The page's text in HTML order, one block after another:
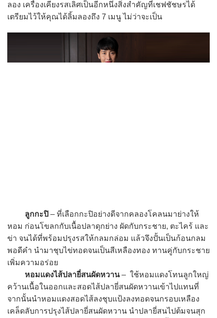
ลอง เครื่องเคียงรสเลิศเป็นอีกหนึ่งสิ่งสำคัญที่เชฟชัชษรได้
เตรียมไว้ให้คุณได้ลิ้มลองถึง 7 เมนู ไม่ว่าจะเป็น
ลูกกะปิ – ที่เลือกกะปิอย่างดีจากคลองโคลนมาย่างให้
หอม ก่อนโขลกกับเนื้อปลาดุกย่าง ผัดกับกระชาย, ตะไคร้ และ
ข่า จนได้ที่พร้อมปรุงรสให้กลมกล่อม แล้วจึงปั้นเป็นก้อนกลม
พอดีคำ นำมาชุบไข่ทอดจนเป็นสีเหลืองทอง ทานคู่กับกระชาย
เพิ่มความอร่อย
หอมแดงไส้ปลายี่สนผัดหวาน– ใช้หอมแดงโทนลูกใหญ่
คว้านเนื้อในออกและสอดไส้ปลายี่สนผัดหวานเข้าไปแทนที่
จากนั้นนำหอมแดงสอดไส้ลงชุบแป้งลงทอดจนกรอบเหลือง
เคล็ดลับการปรุงไส้ปลายี่สนผัดหวาน นำปลายี่สนไปต้มจนสุก